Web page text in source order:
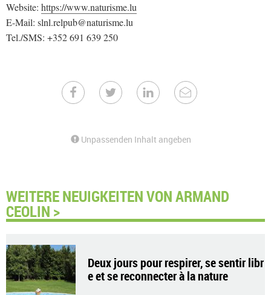
Website: https://www.naturisme.lu
E-Mail: slnl.relpub@naturisme.lu
Tel./SMS: +352 691 639 250
Unpassenden Inhalt angeben
WEITERE NEUIGKEITEN VON ARMAND
CEOLIN >
Deux jours pour respirer, se sentir libr
e et se reconnecter à la nature